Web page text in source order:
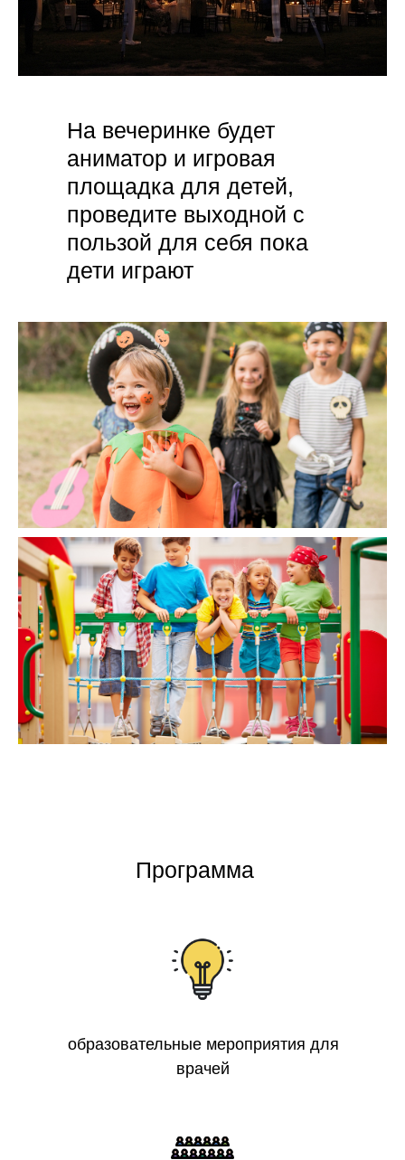
На вечеринке будет
аниматор и игровая
площадка для детей,
проведите выходной с
пользой для себя пока
дети играют
Программа
образовательные мероприятия для
врачей